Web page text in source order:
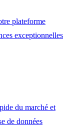
plateforme
exceptionnelles
du marché et
de données